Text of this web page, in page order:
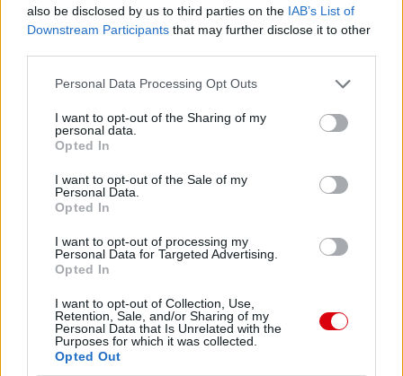
also be disclosed by us to third parties on the IAB’s List of
Downstream Participants that may further disclose it to other
Please note that this website/app uses one or more Google
not limited to your visit or usage behaviour. You may click to
grant or deny consent to Google and its third-party tags to
use your data for below specified purposes in below Google
consent section.
Personal Data Processing Opt Outs
I want to opt-out of the Sharing of my
personal data.
Opted In
I want to opt-out of the Sale of my
Personal Data.
Opted In
I want to opt-out of processing my
Personal Data for Targeted Advertising.
Opted In
I want to opt-out of Collection, Use,
Retention, Sale, and/or Sharing of my
Personal Data that Is Unrelated with the
Purposes for which it was collected.
Opted Out
Glory, Glory ManUnited.. :)